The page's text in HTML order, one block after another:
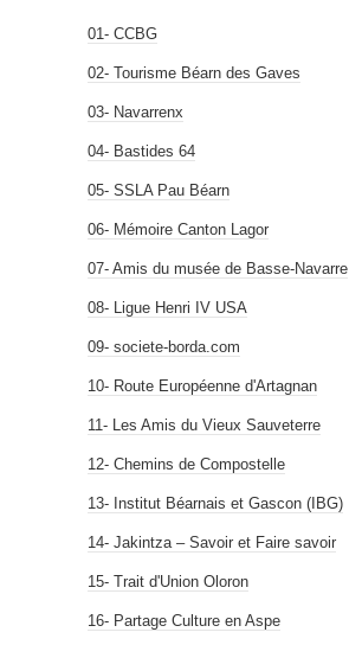
01- CCBG
02- Tourisme Béarn des Gaves
03- Navarrenx
04- Bastides 64
05- SSLA Pau Béarn
06- Mémoire Canton Lagor
07- Amis du musée de Basse-Navarre
08- Ligue Henri IV USA
09- societe-borda.com
10- Route Européenne d'Artagnan
11- Les Amis du Vieux Sauveterre
12- Chemins de Compostelle
13- Institut Béarnais et Gascon (IBG)
14- Jakintza – Savoir et Faire savoir
15- Trait d'Union Oloron
16- Partage Culture en Aspe